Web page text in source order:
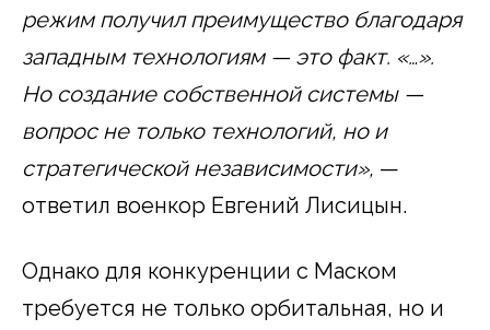
режим получил преимущество благодаря
западным технологиям — это факт. «…».
Но создание собственной системы —
вопрос не только технологий, но и
стратегической независимости», —
ответил военкор Евгений Лисицын.
Однако для конкуренции с Маском
требуется не только орбитальная, но и